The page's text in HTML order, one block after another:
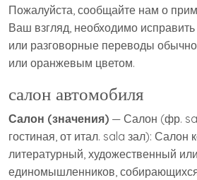
Пожалуйста, сообщайте нам о
Ваш взгляд, необходимо
или разговорные переводы
или оранжевым цветом.
салон автомобиля
Салон (значения) — Салон (фр.
гостиная, от итал. sala зал): Салон
литературный, художественный
единомышленников,